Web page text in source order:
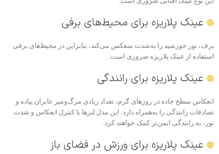
عینک پلاریزه برای محیط‌های برفی
برف، نور خورشید را به‌شدت منعکس می‌کند، بنابراین در محیط‌های برفی
استفاده از عینک پلاریزه ضروری است.
عینک پلاریزه برای رانندگی
انعکاس سطح جاده در روزهای گرم، تعداد زیادی مرگ‌ومیر عابران پیاده و
تصادفات رانندگی را به‌همراه دارد. این مدل لنزها با کنترل انعکاس و شدت
نور، به رانندگی ایمن‌تر کمک خواهند کرد.
عینک پلاریزه برای ورزش‌ در فضای باز